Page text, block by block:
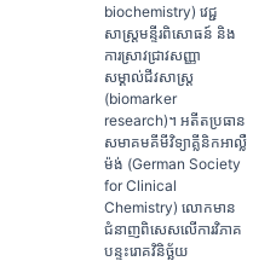
biochemistry) វេជ្ជ
សាស្ត្រមន្ទីរពិសោធន៍ និង
ការស្រាវជ្រាវសញ្ញា
សម្គាល់ជីវសាស្ត្រ
(biomarker
research)។ អតីតប្រធាន
សមាគមគីមីវិទ្យាគ្លីនិកអាល្លឺ
ម៉ង់ (German Society
for Clinical
Chemistry) លោកមាន
ជំនាញពិសេសលើការវិភាគ
បន្ទះរោគវិនិច្ឆ័យ